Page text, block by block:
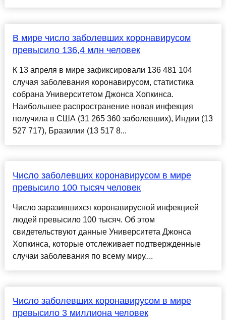
В мире число заболевших коронавирусом
превысило 136,4 млн человек
К 13 апреля в мире зафиксировали 136 481 104
случая заболевания коронавирусом, статистика
собрана Университетом Джонса Хопкинса.
Наибольшее распространение новая инфекция
получила в США (31 265 360 заболевших), Индии (13
527 717), Бразилии (13 517 8...
Число заболевших коронавирусом в мире
превысило 100 тысяч человек
Число заразившихся коронавирусной инфекцией
людей превысило 100 тысяч. Об этом
свидетельствуют данные Университета Джонса
Хопкинса, которые отслеживает подтвержденные
случаи заболевания по всему миру....
Число заболевших коронавирусом в мире
превысило 3 миллиона человек